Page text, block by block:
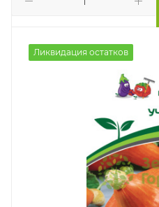
Ликвидация остатков